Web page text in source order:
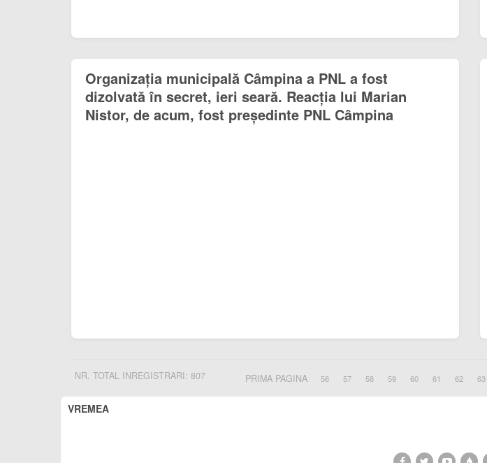
Organizația municipală Câmpina a PNL a fost
dizolvată în secret, ieri seară. Reacția lui Marian
Nistor, de acum, fost președinte PNL Câmpina
NR. TOTAL INREGISTRARI: 807 PRIMA PAGINA 56 57 58 59 60 61 62 63
VREMEA